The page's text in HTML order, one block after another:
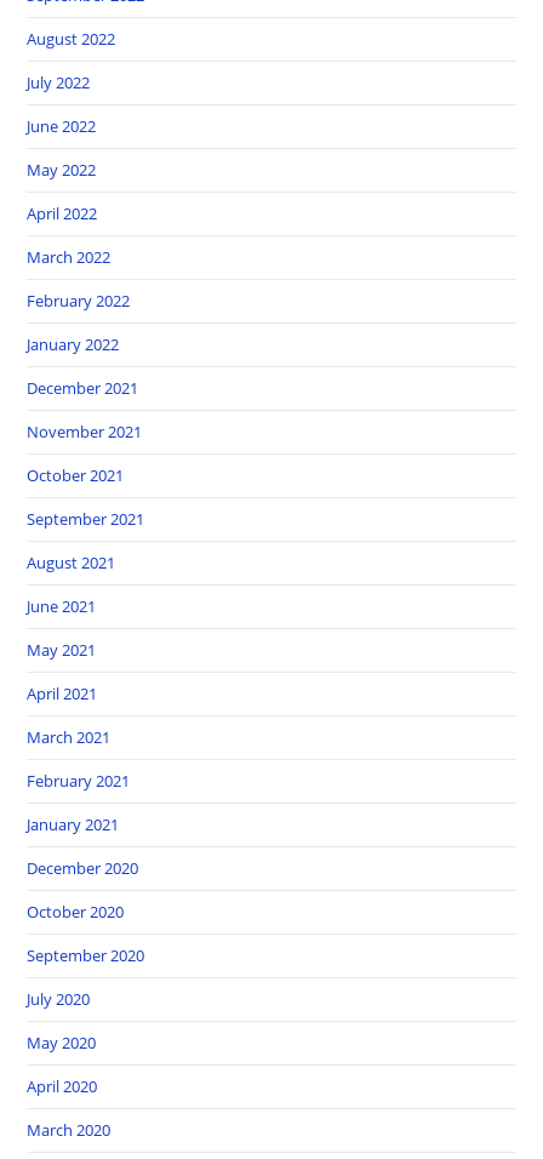
August 2022
July 2022
June 2022
May 2022
April 2022
March 2022
February 2022
January 2022
December 2021
November 2021
October 2021
September 2021
August 2021
June 2021
May 2021
April 2021
March 2021
February 2021
January 2021
December 2020
October 2020
September 2020
July 2020
May 2020
April 2020
March 2020